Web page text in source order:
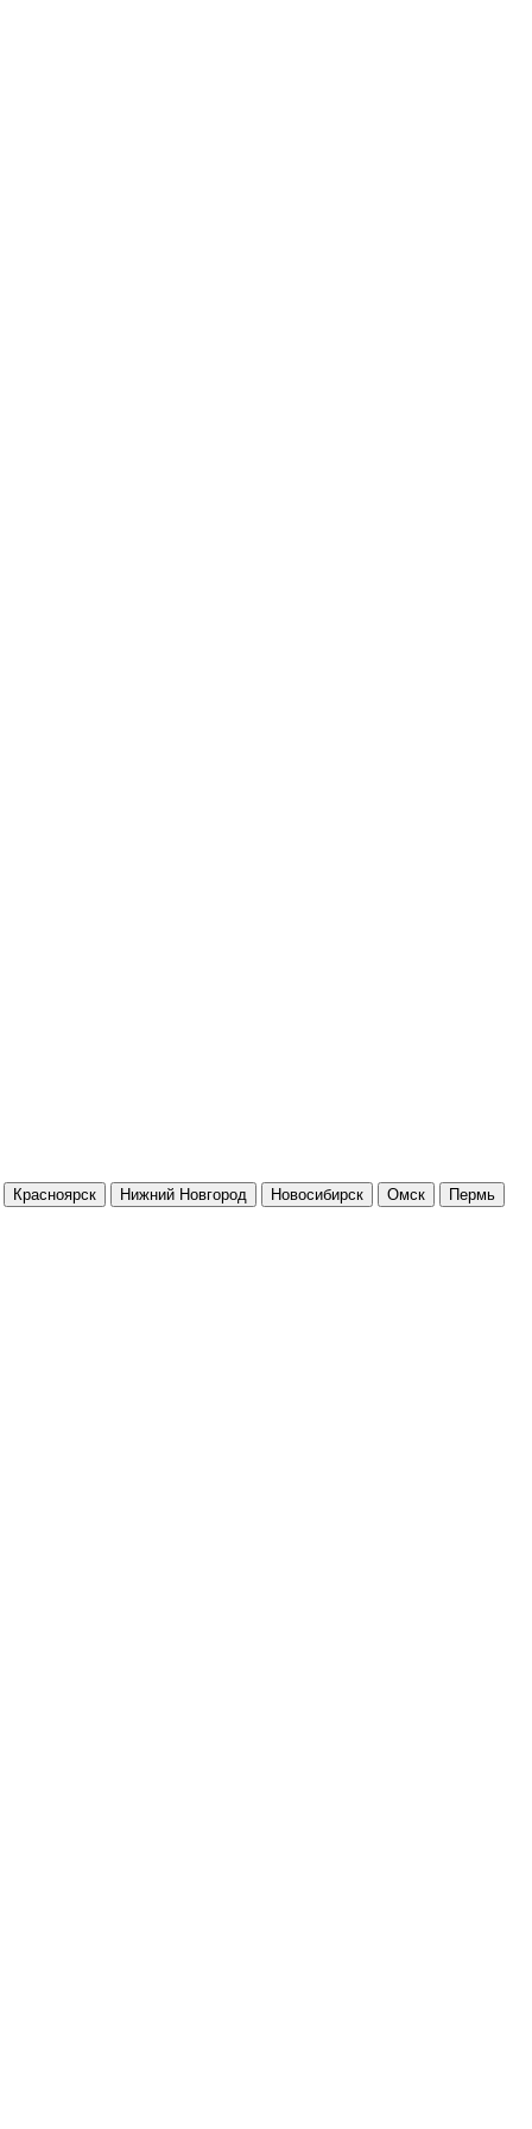
Красноярск Нижний Новгород Новосибирск Омск
Пермь